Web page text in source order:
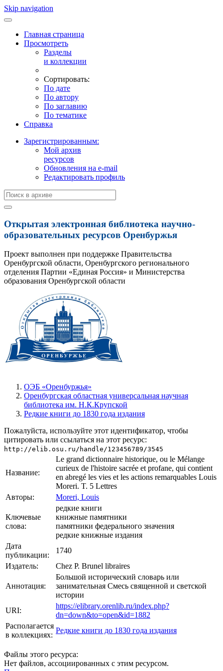
Skip navigation
Главная страница
Просмотреть
Разделы
и коллекции
Сортировать:
По дате
По автору
По заглавию
По тематике
Справка
Зарегистрированным:
Мой архив
ресурсов
Обновления на e-mail
Редактировать профиль
Открытая электронная библиотека научно-
образовательных ресурсов Оренбуржья
Проект выполнен при поддержке Правительства
Оренбургской области, Оренбургского регионального
отделения Партии «Единая Россия» и Министерства
образования Оренбургской области
ОЭБ «Оренбуржья»
Оренбургская областная универсальная научная
библиотека им. Н.К.Крупской
Редкие книги до 1830 года издания
Пожалуйста, используйте этот идентификатор, чтобы
цитировать или ссылаться на этот ресурс:
http://elib.osu.ru/handle/123456789/3545
Название:
Le grand dictionnaire historique, ou le Mélange
curieux de l'histoire sacrée et profane, qui contient
en abregé les vies et les actions remarquables Louis
Moreri. T. 5 Lettres
Авторы:
Moreri, Louis
Ключевые
слова:
редкие книги
книжные памятники
памятники федерального значения
редкие книжные издания
Дата
публикации:
1740
Издатель:
Chez P. Brunel libraires
Аннотация:
Большой исторический словарь или
занимательная Смесь священной и светской
истории
URI:
https://elibrary.orenlib.ru/index.php?
dn=down&to=open&id=1882
Располагается
в коллекциях:
Редкие книги до 1830 года издания
Файлы этого ресурса:
Нет файлов, ассоциированных с этим ресурсом.